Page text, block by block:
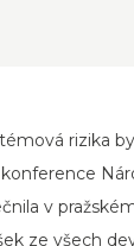
rizika
v
ze všech